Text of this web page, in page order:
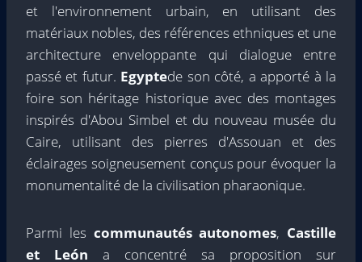
et l'environnement urbain, en utilisant des
matériaux nobles, des références ethniques et une
architecture enveloppante qui dialogue entre
passé et futur. Egyptede son côté, a apporté à la
foire son héritage historique avec des montages
inspirés d'Abou Simbel et du nouveau musée du
Caire, utilisant des pierres d'Assouan et des
éclairages soigneusement conçus pour évoquer la
monumentalité de la civilisation pharaonique.
Parmi les communautés autonomes, Castille
et León a concentré sa proposition sur